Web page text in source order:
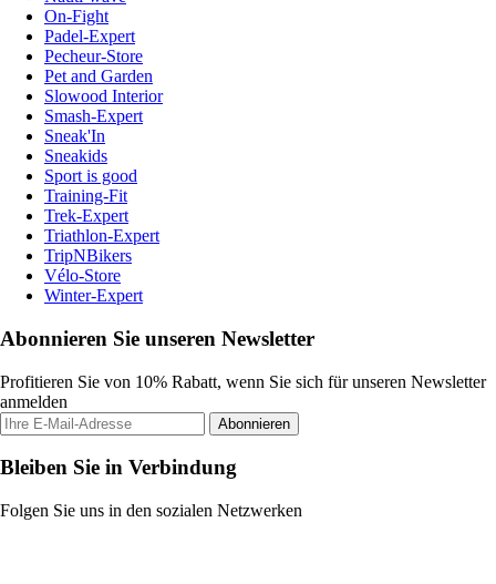
On-Fight
Padel-Expert
Pecheur-Store
Pet and Garden
Slowood Interior
Smash-Expert
Sneak'In
Sneakids
Sport is good
Training-Fit
Trek-Expert
Triathlon-Expert
TripNBikers
Vélo-Store
Winter-Expert
Abonnieren Sie unseren Newsletter
Profitieren Sie von 10% Rabatt, wenn Sie sich für unseren Newsletter
anmelden
Abonnieren
Bleiben Sie in Verbindung
Folgen Sie uns in den sozialen Netzwerken